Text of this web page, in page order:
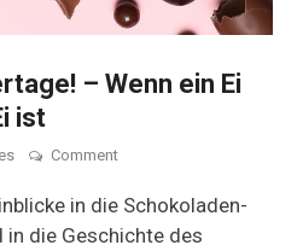
– Wenn ein Ei
ist
Commenton
Oster(f)eiertage!
Wenn
in die Schokoladen-
die Geschichte des